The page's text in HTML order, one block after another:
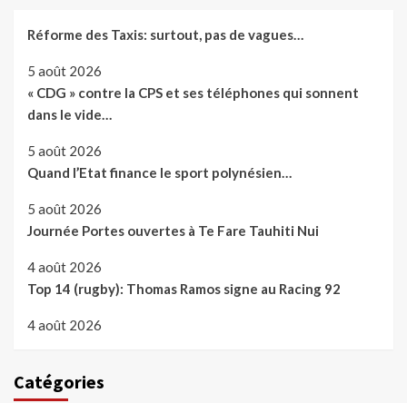
Réforme des Taxis: surtout, pas de vagues…
5 août 2026
« CDG » contre la CPS et ses téléphones qui sonnent
dans le vide…
5 août 2026
Quand l’Etat finance le sport polynésien…
5 août 2026
Journée Portes ouvertes à Te Fare Tauhiti Nui
4 août 2026
Top 14 (rugby): Thomas Ramos signe au Racing 92
4 août 2026
Catégories